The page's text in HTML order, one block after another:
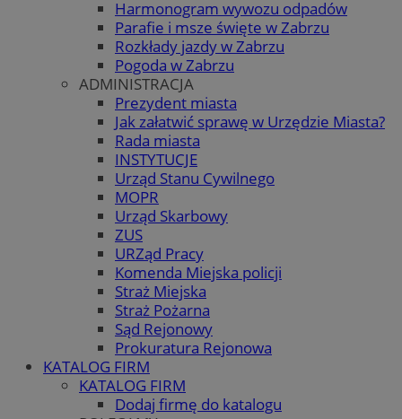
Harmonogram wywozu odpadów
Parafie i msze święte w Zabrzu
Rozkłady jazdy w Zabrzu
Pogoda w Zabrzu
ADMINISTRACJA
Prezydent miasta
Jak załatwić sprawę w Urzędzie Miasta?
Rada miasta
INSTYTUCJE
Urząd Stanu Cywilnego
MOPR
Urząd Skarbowy
ZUS
URZąd Pracy
Komenda Miejska policji
Straż Miejska
Straż Pożarna
Sąd Rejonowy
Prokuratura Rejonowa
KATALOG FIRM
KATALOG FIRM
Dodaj firmę do katalogu